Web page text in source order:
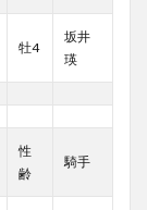
牡4
坂井
瑛
性
齢
騎手